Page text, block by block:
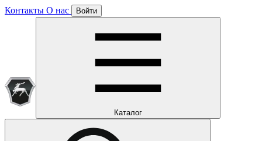
Контакты О нас Войти
Каталог
Отлично!
Подписка уже оформлена